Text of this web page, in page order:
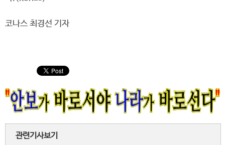
코나스 최경선 기자
관련기사보기